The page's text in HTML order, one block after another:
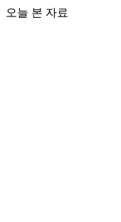
오늘 본 자료